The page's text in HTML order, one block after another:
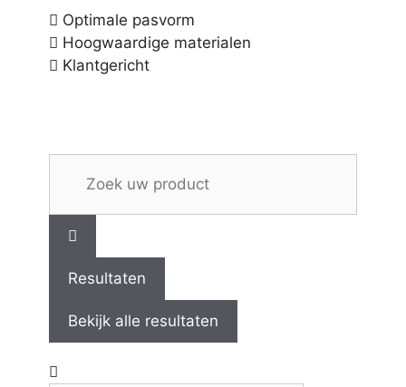
Optimale pasvorm
Hoogwaardige materialen
Klantgericht
Resultaten
Bekijk alle resultaten